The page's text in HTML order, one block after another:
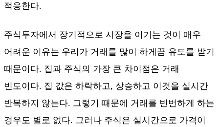
적응한다.
주식투자에서 장기적으로 시장을 이기는 것이 매우
어려운 이유는 우리가 거래를 많이 하게끔 유도를 받기
때문이다. 집과 주식의 가장 큰 차이점은 거래
빈도이다. 집 값은 하락하고, 상승하고 이것을 실시간
반복하지 않는다. 그렇기 때문에 거래를 빈번하게 하는
경우도 별로 없다. 그러나 주식은 실시간으로 가격이